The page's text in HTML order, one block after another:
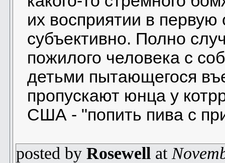
их восприятии в
субъективно. Полно
пожилого человека с
детьми пытающегося
пропускают юнца у
США - "попить пива с
posted by Rosewell at